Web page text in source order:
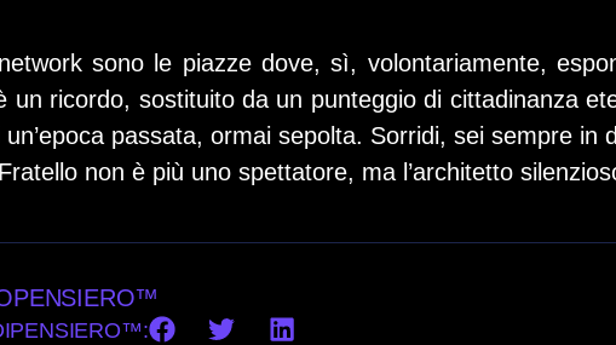
sono le piazze dove, sì, volontariamente,
un ricordo, sostituito da un punteggio di cittadinanza
un’epoca passata, ormai sepolta. Sorridi, sei sempre
non è più uno spettatore, ma l’architetto